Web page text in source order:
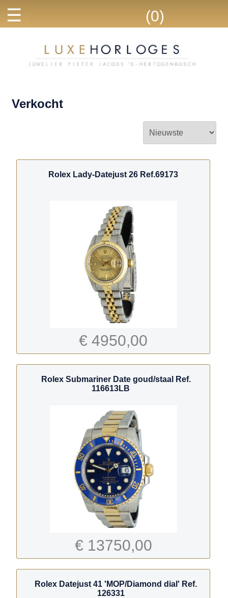
☰ (0)
Verkocht
Rolex Lady-Datejust 26 Ref.69173
€ 4950,00
Rolex Submariner Date goud/staal Ref.
116613LB
€ 13750,00
Rolex Datejust 41 'MOP/Diamond dial' Ref.
126331